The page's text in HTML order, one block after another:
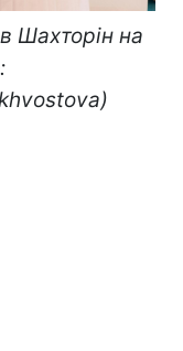
Шахторін на